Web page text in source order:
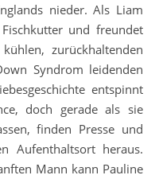
nieder. Als Liam
und freundet
zurückhaltenden
Syndrom leidenden
entspinnt
doch gerade als sie
finden Presse und
Aufenthaltsort heraus.
Mann kann Pauline